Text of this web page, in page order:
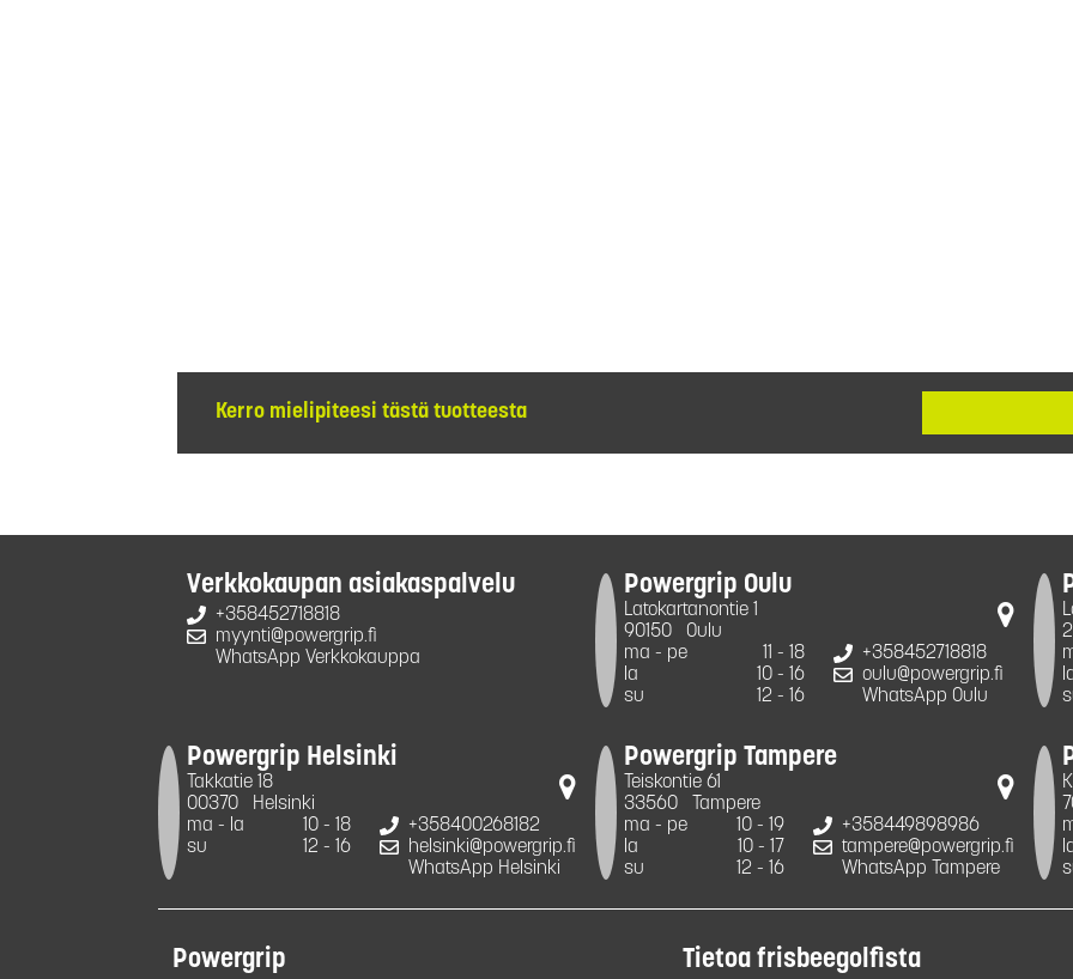
Kerro mielipiteesi tästä tuotteesta
Verkkokaupan asiakaspalvelu
+358452718818
myynti@powergrip.fi
WhatsApp Verkkokauppa
Powergrip Oulu
Latokartanontie 1
90150
Oulu
ma - pe
11 - 18
la
10 - 16
su
12 - 16
+358452718818
oulu@powergrip.fi
WhatsApp Oulu
Powergrip Helsinki
Takkatie 18
00370
Helsinki
ma - la
10 - 18
su
12 - 16
+358400268182
helsinki@powergrip.fi
WhatsApp Helsinki
Powergrip Tampere
Teiskontie 61
33560
Tampere
ma - pe
10 - 19
la
10 - 17
su
12 - 16
+358449898986
tampere@powergrip.fi
WhatsApp Tampere
Powergrip Tietoa frisbeegolfista